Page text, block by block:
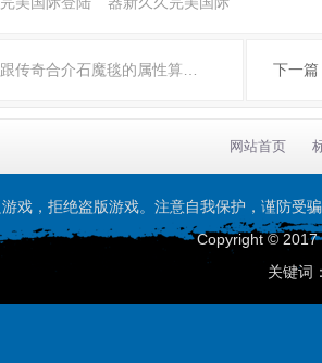
传奇合介石魔毯的属性算… 下一篇
网站首页
戏，拒绝盗版游戏。注意自我保护，谨防受
Copyright © 2017
关键词